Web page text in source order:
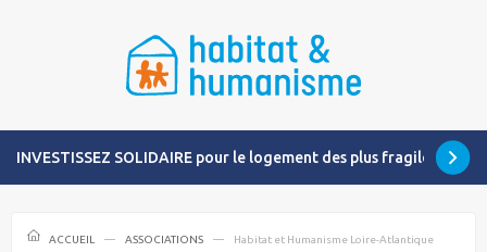
INVESTISSEZ SOLIDAIRE pour le logement des plus fragiles
ACCUEIL ASSOCIATIONS Habitat et Humanisme Loire-Atlantique